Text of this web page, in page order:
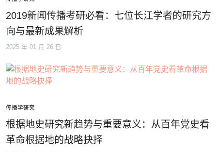
2019新闻传播考研必看：七位长江学者的研究方
向与最新成果解析
2025 年 01 月 26 日
传播学研究
根据地史研究新趋势与重要意义：从百年党史看
革命根据地的战略抉择